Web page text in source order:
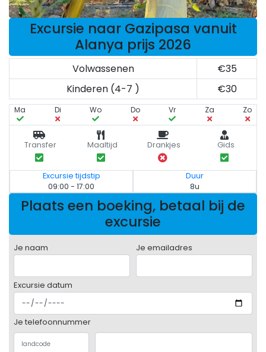
Excursie naar Gazipasa vanuit
Alanya prijs 2026
Volwassenen
€35
Kinderen (4-7 )
€30
Ma Di Wo Do Vr Za Zo
Transfer Maaltijd Drankjes Gids
Excursie tijdstip
09:00 - 17:00
Duur
8u
Plaats een boeking, betaal bij de
excursie
Je naam Je emailadres
Excursie datum
Je telefoonnummer